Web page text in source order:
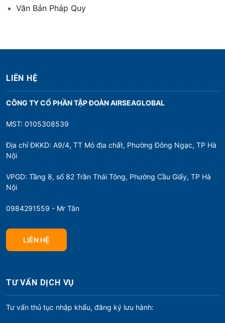
Văn Bản Pháp Quy
LIÊN HỆ
CÔNG TY CỔ PHẦN TẬP ĐOÀN AIRSEAGLOBAL
MST: 0105308539
Địa chỉ ĐKKD: A9/4, TT Mỏ địa chất, Phường Đông Ngạc, TP Hà
Nội
VPGD: Tầng 8, số 82 Trần Thái Tông, Phường Cầu Giấy, TP Hà
Nội
0984291559 - Mr Tân
LIÊN HỆ
TƯ VẤN DỊCH VỤ
Tư vấn thủ tục nhập khẩu, đăng ký lưu hành: